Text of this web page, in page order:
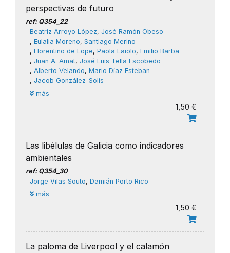
perspectivas de futuro
ref: Q354_22
Beatriz Arroyo López, José Ramón Obeso
, Eulalia Moreno, Santiago Merino
, Florentino de Lope, Paola Laiolo, Emilio Barba
, Juan A. Amat, José Luis Tella Escobedo
, Alberto Velando, Mario Díaz Esteban
, Jacob González-Solís
más
1,50 €
Las libélulas de Galicia como indicadores
ambientales
ref: Q354_30
Jorge Vilas Souto, Damián Porto Rico
más
1,50 €
La paloma de Liverpool y el calamón